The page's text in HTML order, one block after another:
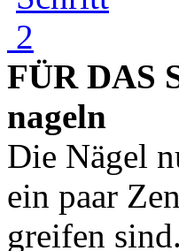
FÜR DAS
nageln
Die Nägel
ein paar
greifen